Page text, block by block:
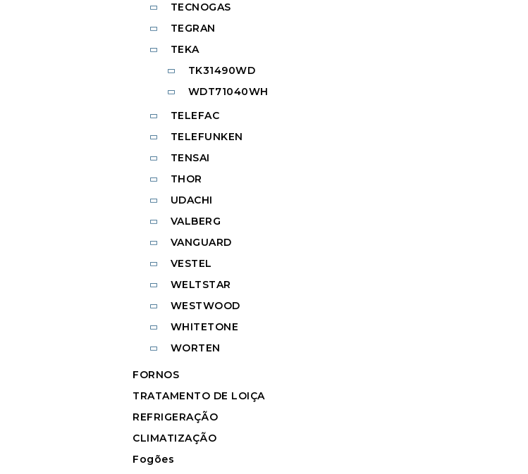
TECNOGAS
TEGRAN
TEKA
TK31490WD
WDT71040WH
TELEFAC
TELEFUNKEN
TENSAI
THOR
UDACHI
VALBERG
VANGUARD
VESTEL
WELTSTAR
WESTWOOD
WHITETONE
WORTEN
FORNOS
TRATAMENTO DE LOIÇA
REFRIGERAÇÃO
CLIMATIZAÇÃO
Fogões